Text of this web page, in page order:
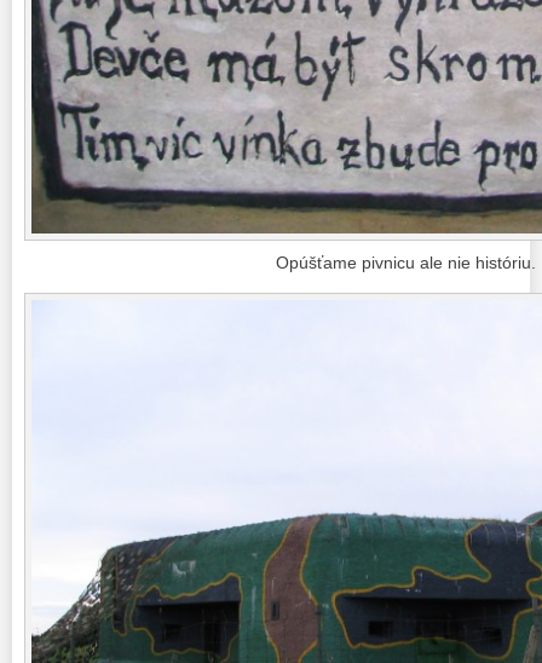
Opúšťame pivnicu ale nie históriu.